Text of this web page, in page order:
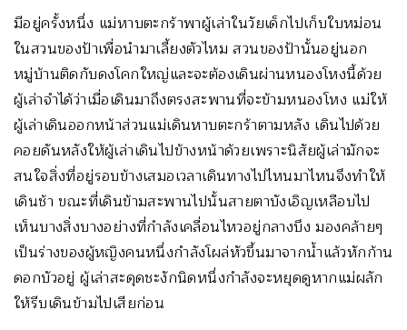
มีอยู่ครั้งหนึ่ง แม่หาบตะกร้าพาผู้เล่าในวัยเด็กไปเก็บใบหม่อน
ในสวนของป้าเพื่อนำมาเลี้ยงตัวไหม สวนของป้านั้นอยู่นอก
หมู่บ้านติดกับดงโคกใหญ่และจะต้องเดินผ่านหนองโหงนี้ด้วย
ผู้เล่าจำได้ว่าเมื่อเดินมาถึงตรงสะพานที่จะข้ามหนองโหง แม่ให้
ผู้เล่าเดินออกหน้าส่วนแม่เดินหาบตะกร้าตามหลัง เดินไปด้วย
คอยดันหลังให้ผู้เล่าเดินไปข้างหน้าด้วยเพราะนิสัยผู้เล่ามักจะ
สนใจสิ่งที่อยู่รอบข้างเสมอเวลาเดินทางไปไหนมาไหนจึงทำให้
เดินช้า ขณะที่เดินข้ามสะพานไปนั้นสายตาบังเอิญเหลือบไป
เห็นบางสิ่งบางอย่างที่กำลังเคลื่อนไหวอยู่กลางบึง มองคล้ายๆ
เป็นร่างของผู้หญิงคนหนึ่งกำลังโผล่หัวขึ้นมาจากน้ำแล้วหักก้าน
ดอกบัวอยู่ ผู้เล่าสะดุดชะงักนิดหนึ่งกำลังจะหยุดดูหากแม่ผลัก
ให้รีบเดินข้ามไปเสียก่อน